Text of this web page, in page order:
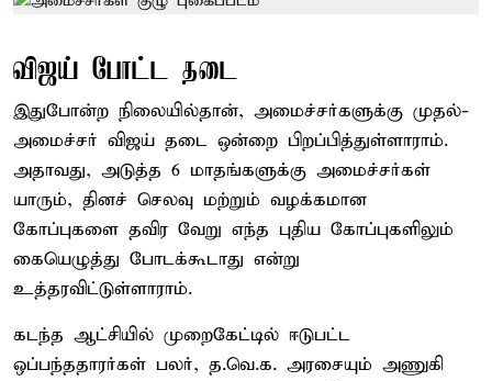
விஜய் போட்ட தடை
இதுபோன்ற நிலையில்தான், அமைச்சர்களுக்கு முதல்-
அமைச்சர் விஜய் தடை ஒன்றை பிறப்பித்துள்ளாராம்.
அதாவது, அடுத்த 6 மாதங்களுக்கு அமைச்சர்கள்
யாரும், தினச் செலவு மற்றும் வழக்கமான
கோப்புகளை தவிர வேறு எந்த புதிய கோப்புகளிலும்
கையெழுத்து போடக்கூடாது என்று
உத்தரவிட்டுள்ளாராம்.
கடந்த ஆட்சியில் முறைகேட்டில் ஈடுபட்ட
ஒப்பந்ததாரர்கள் பலர், த.வெ.க. அரசையும் அணுகி